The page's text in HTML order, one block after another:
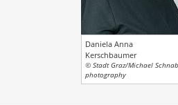
Daniela Anna
Kerschbaumer
© Stadt Graz/Michael
photography